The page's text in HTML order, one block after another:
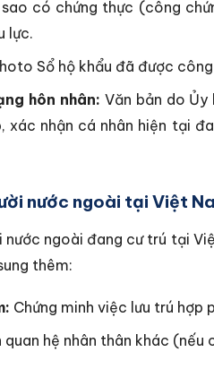
sao có chứng thực (công
lực.
Sổ hộ khẩu đã được
hôn nhân: Văn bản do
xác nhận cá nhân hiện tại
nước ngoài tại Việt
nước ngoài đang cư trú tại
thêm:
Chứng minh việc lưu trú hợp
hệ nhân thân khác (nếu